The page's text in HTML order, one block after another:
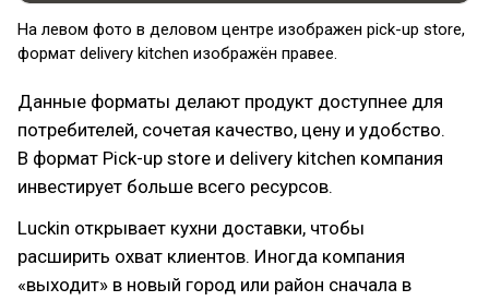
На левом фото в деловом центре изображен pick-up store,
формат delivery kitchen изображён правее.
Данные форматы делают продукт доступнее для
потребителей, сочетая качество, цену и удобство.
В формат Pick-up store и delivery kitchen компания
инвестирует больше всего ресурсов.
Luckin открывает кухни доставки, чтобы
расширить охват клиентов. Иногда компания
«выходит» в новый город или район сначала в